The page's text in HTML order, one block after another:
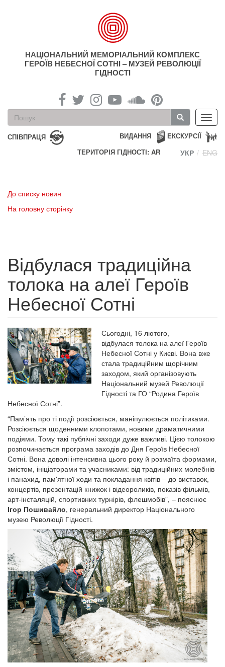
НАЦІОНАЛЬНИЙ МЕМОРІАЛЬНИЙ КОМПЛЕКС
ГЕРОЇВ НЕБЕСНОЇ СОТНІ – МУЗЕЙ РЕВОЛЮЦІЇ
ГІДНОСТІ
Пошукова
форма
Пошук
СПІВПРАЦЯ ЕКСКУРСІЇ
ВИДАННЯ
ТЕРИТОРІЯ ГІДНОСТІ: AR
УКР ENG
До списку новин
На головну сторінку
Відбулася традиційна
толока на алеї Героїв
Небесної Сотні
Сьогодні, 16 лютого,
відбулася толока на алеї Героїв
Небесної Сотні у Києві. Вона вже
стала традиційним щорічним
заходом, який організовують
Національний музей Революції
Гідності та ГО “Родина Героїв
Небесної Сотні”.
“Пам’ять про ті події розсіюється, маніпулюється політиками.
Розсіюється щоденними клопотами, новими драматичними
подіями. Тому такі публічні заходи дуже важливі. Цією толокою
розпочинається програма заходів до Дня Героїв Небесної
Сотні. Вона доволі інтенсивна цього року й розмаїта формами,
змістом, ініціаторами та учасниками: від традиційних молебнів
і панахид, пам'ятної ходи та покладання квітів – до виставок,
концертів, презентацій книжок і відеороликів, показів фільмів,
арт-інсталяцій, спортивних турнірів, флешмобів”, – пояснює
Ігор Пошивайло, генеральний директор Національного
музею Революції Гідності.